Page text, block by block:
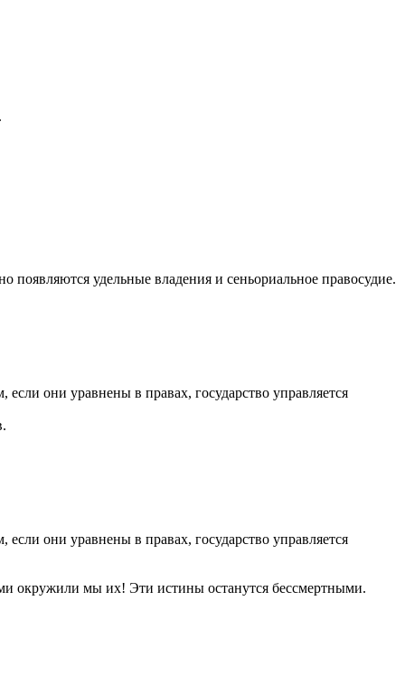
появляются удельные владения и сеньориальное правосудие.
они уравнены в правах, государство управляется
они уравнены в правах, государство управляется
окружили мы их! Эти истины останутся бессмертными.